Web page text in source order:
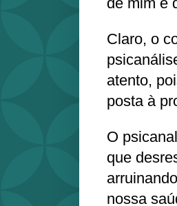
Claro, o
atento,
posta à
O
que
nossa